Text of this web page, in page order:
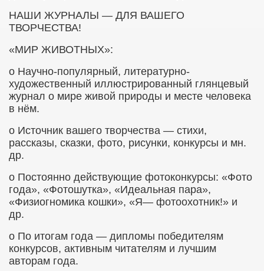
НАШИ ЖУРНАЛЫ — ДЛЯ ВАШЕГО
ТВОРЧЕСТВА!
«МИР ЖИВОТНЫХ»:
о Научно-популярный, литературно-
художественный иллюстрированный глянцевый
журнал о мире живой природы и месте человека
в нём.
о Источник вашего творчества — стихи,
рассказы, сказки, фото, рисунки, конкурсы и мн.
др.
о Постоянно действующие фотоконкурсы: «Фото
года», «Фотошутка», «Идеальная пара»,
«Физиогномика кошки», «Я— фотоохотник!» и
др.
о По итогам года — дипломы победителям
конкурсов, активным читателям и лучшим
авторам года.